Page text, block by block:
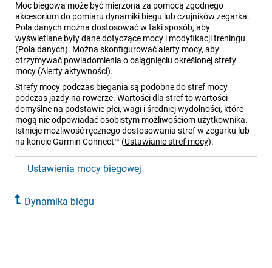
Moc biegowa może być mierzona za pomocą zgodnego
akcesorium do pomiaru dynamiki biegu lub czujników zegarka.
Pola danych można dostosować w taki sposób, aby
wyświetlane były dane dotyczące mocy i modyfikacji treningu
(Pola danych). Można skonfigurować alerty mocy, aby
otrzymywać powiadomienia o osiągnięciu określonej strefy
mocy (Alerty aktywności).
Strefy mocy podczas biegania są podobne do stref mocy
podczas jazdy na rowerze. Wartości dla stref to wartości
domyślne na podstawie płci, wagi i średniej wydolności, które
mogą nie odpowiadać osobistym możliwościom użytkownika.
Istnieje możliwość ręcznego dostosowania stref w zegarku lub
na koncieGarmin Connect™ (Ustawianie stref mocy).
Ustawienia mocy biegowej
Dynamika biegu